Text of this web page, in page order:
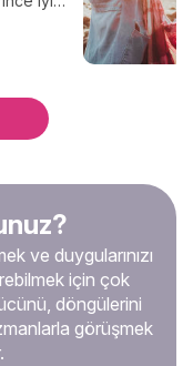
değil,
en büyük
için
bir
gözden
mi? Bu
ve duygularınızı
için çok
döngülerini
görüşmek